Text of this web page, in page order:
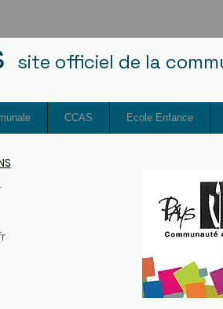
site officiel de la
CCAS Ecole Enfance